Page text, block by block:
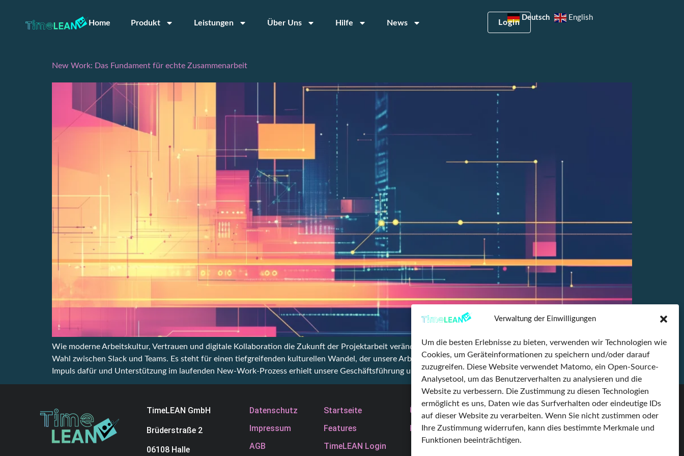
Verwaltung der Einwilligungen
Um die besten Erlebnisse zu bieten, verwenden wir Technologien wie
Cookies, um Geräteinformationen zu speichern und/oder darauf
zuzugreifen. Diese Website verwendet Matomo, ein Open-Source-
Analysetool, um das Benutzerverhalten zu analysieren und die
Website zu verbessern. Die Zustimmung zu diesen Technologien
ermöglicht es uns, Daten wie das Surfverhalten oder eindeutige IDs
auf dieser Website zu verarbeiten. Wenn Sie nicht zustimmen oder
Ihre Zustimmung widerrufen, kann dies bestimmte Merkmale und
Funktionen beeinträchtigen.
Home Produkt Leistungen Über Uns Hilfe News
Deutsch English
Login
New Work: Das Fundament für echte Zusammenarbeit​
Wie moderne Arbeitskultur, Vertrauen und digitale Kollaboration die Zukunft der Projektarbeit verändern. New Work bedeutet mehr als nur Homeoffice oder die
Wahl zwischen Slack und Teams. Es steht für einen tiefgreifenden kulturellen Wandel, der unsere Arbeit bei TimeLEAN nachhaltig prägt. Einen entscheidenden
Impuls dafür und Unterstützung im laufenden New-Work-Prozess erhielt unsere Geschäftsführung und das HR-Team […]
TimeLEAN GmbH
Brüderstraße 2
06108 Halle
Datenschutz
Impressum
AGB
Startseite
Features
TimeLEAN Login
Über uns
Karriere
Facebook
Partnerunternehmen
kvin Ingenieursgesellschaft